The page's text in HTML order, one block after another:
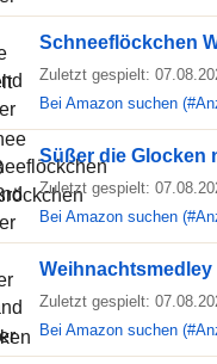
Schneeflöckchen
Zuletzt gespielt:
Bei Amazon suchen
Süßer die Glocken
Zuletzt gespielt:
Bei Amazon suchen
Weihnachtsmedley
Zuletzt gespielt:
Bei Amazon suchen